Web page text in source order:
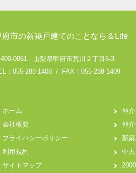
府市の新築戸建てのことなら＆Life
0061 山梨県甲府市荒川２丁目6-3
：055-288-1408 / FAX：055-288-1409
ホーム
会社概要
プライバシーポリシー
利用規約
サイトマップ
仲介
仲
新
中